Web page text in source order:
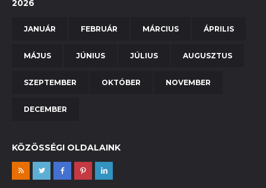
2026
JANUÁR FEBRUÁR MÁRCIUS ÁPRILIS
MÁJUS JÚNIUS JÚLIUS AUGUSZTUS
SZEPTEMBER OKTÓBER NOVEMBER
DECEMBER
KÖZÖSSÉGI OLDALAINK